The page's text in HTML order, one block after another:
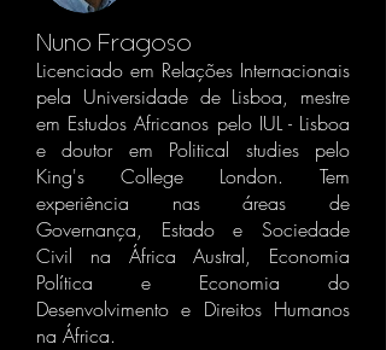
Nuno Fragoso
Licenciado em Relações Internacionais
pela Universidade de Lisboa, mestre
em Estudos Africanos pelo IUL - Lisboa
e doutor em Political studies pelo
King's College London. Tem
experiência nas áreas de
Governança, Estado e Sociedade
Civil na África Austral, Economia
Política e Economia do
Desenvolvimento e Direitos Humanos
na África.